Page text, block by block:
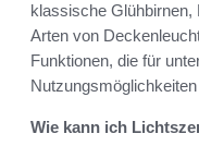
klassische Glühbirnen,
Arten von
Funktionen, die für
Wie kann ich